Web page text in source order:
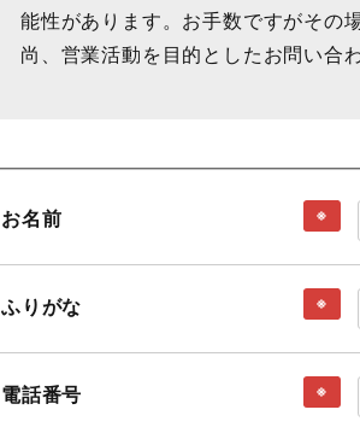
能性があります。お手数ですがその
尚、営業活動を目的としたお問い合
お名前 ※
ふりがな ※
電話番号 ※